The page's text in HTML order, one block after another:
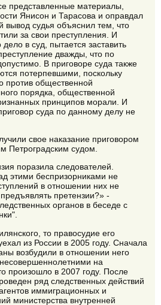
представленные материалы,
Янисон и Тарасова и оправдал
вывод судья объяснил тем, что
за свои преступления. И
в суд, пытается заставить
дважды, что по
В приговоре суда также
потерпевшими, поскольку
против общественной
порядка, общественной
принципов морали. И
суда по данному делу не
свое наказание приговором
Петроградским судом.
поразила следователей.
этими беспризорниками не
в отношении них не
претензии?» -
органов в беседе с
то правосудие его
из России в 2005 году. Сначала
возбудили в отношении него
на
произошло в 2007 году. После
ряд следственных действий
иммиграционных и
министерства внутренней